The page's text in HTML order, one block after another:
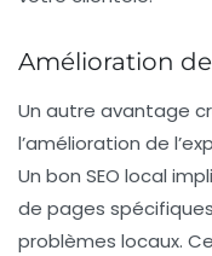
Amélioration
Un autre avantage
l’amélioration de
Un bon SEO local
de pages
problèmes locaux.